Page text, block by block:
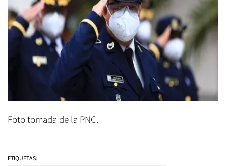
Foto tomada de la PNC.
ETIQUETAS: